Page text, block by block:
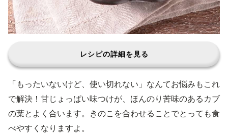
レシピの詳細を見る
「もったいないけど、使い切れない」なんてお悩みもこれ
で解決！甘じょっぱい味つけが、ほんのり苦味のあるカブ
の葉とよく合います。きのこを合わせることでとっても食
べやすくなりますよ。